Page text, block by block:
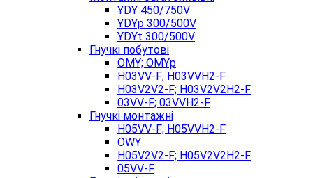
YDY 450/750V
YDYp 300/500V
YDYt 300/500V
Гнучкі побутові
OMY; OMYp
H03VV-F; H03VVH2-F
H03V2V2-F; H03V2V2H2-F
03VV-F; 03VVH2-F
Гнучкі монтажні
H05VV-F; H05VVH2-F
OWY
H05V2V2-F; H05V2V2H2-F
05VV-F